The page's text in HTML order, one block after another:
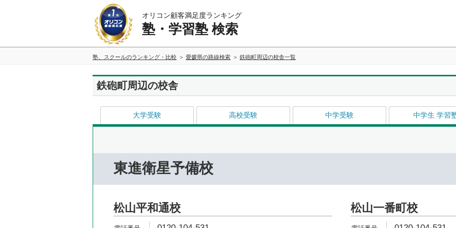
オリコン顧客満足度ランキング
塾・学習塾 検索
塾、スクールのランキング・比較 愛媛県の路線検索 鉄砲町周辺の校舎一覧
鉄砲町周辺の校舎
大学受験 高校受験 中学受験 中学生 学習
東進衛星予備校
松山平和通校 松山一番町校